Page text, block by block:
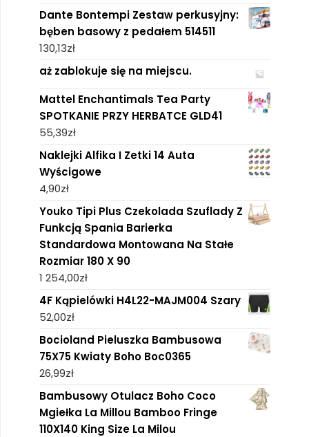
Dante Bontempi Zestaw perkusyjny:
bęben basowy z pedałem 514511
130,13zł
aż zablokuje się na miejscu.
Mattel Enchantimals Tea Party
SPOTKANIE PRZY HERBATCE GLD41
55,39zł
Naklejki Alfika I Zetki 14 Auta
Wyścigowe
4,90zł
Youko Tipi Plus Czekolada Szuflady Z
Funkcją Spania Barierka
Standardowa Montowana Na Stałe
Rozmiar 180 X 90
1 254,00zł
4F Kąpielówki H4L22-MAJM004 Szary
52,00zł
Bocioland Pieluszka Bambusowa
75X75 Kwiaty Boho Boc0365
26,99zł
Bambusowy Otulacz Boho Coco
Mgiełka La Millou Bamboo Fringe
110X140 King Size La Milou